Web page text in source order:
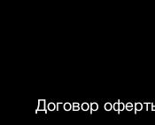
Договор